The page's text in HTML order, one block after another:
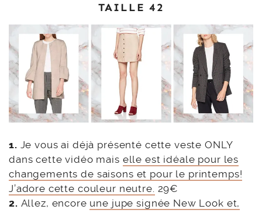
TAILLE 42
1. Je vous ai déjà présenté cette veste ONLY
dans cette vidéo mais elle est idéale pour les
changements de saisons et pour le printemps!
J’adore cette couleur neutre. 29€
2. Allez, encore une jupe signée New Look et,